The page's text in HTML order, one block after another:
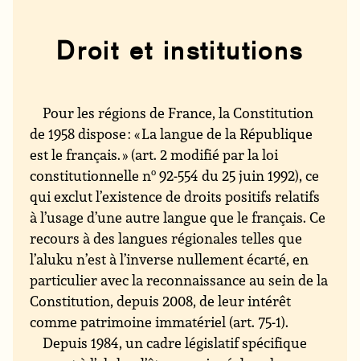
Droit et institutions
Pour les régions de France, la Constitution
de 1958 dispose : « La langue de la République
est le français. » (art. 2 modifié par la loi
constitutionnelle no 92-554 du 25 juin 1992), ce
qui exclut l’existence de droits positifs relatifs
à l’usage d’une autre langue que le français. Ce
recours à des langues régionales telles que
l’aluku n’est à l’inverse nullement écarté, en
particulier avec la reconnaissance au sein de la
Constitution, depuis 2008, de leur intérêt
comme patrimoine immatériel (art. 75-1).
Depuis 1984, un cadre législatif spécifique